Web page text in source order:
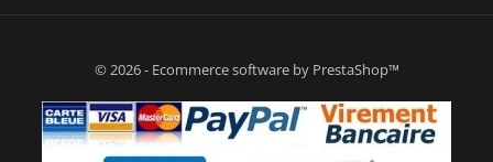
© 2026 - Ecommerce software by PrestaShop™